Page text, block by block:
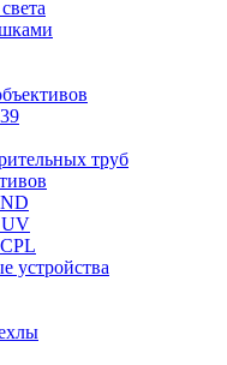
труб
UV
устройства